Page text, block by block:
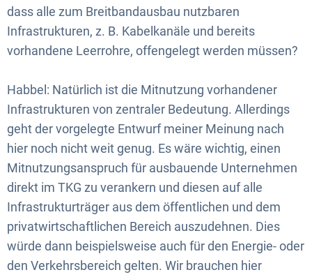
dass alle zum Breitbandausbau nutzbaren
Infrastrukturen, z. B. Kabelkanäle und bereits
vorhandene Leerrohre, offengelegt werden müssen?
Habbel: Natürlich ist die Mitnutzung vorhandener
Infrastrukturen von zentraler Bedeutung. Allerdings
geht der vorgelegte Entwurf meiner Meinung nach
hier noch nicht weit genug. Es wäre wichtig, einen
Mitnutzungsanspruch für ausbauende Unternehmen
direkt im TKG zu verankern und diesen auf alle
Infrastrukturträger aus dem öffentlichen und dem
privatwirtschaftlichen Bereich auszudehnen. Dies
würde dann beispielsweise auch für den Energie- oder
den Verkehrsbereich gelten. Wir brauchen hier